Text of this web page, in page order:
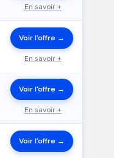
En savoir +
Voir l'offre →
En savoir +
Voir l'offre →
En savoir +
Voir l'offre →